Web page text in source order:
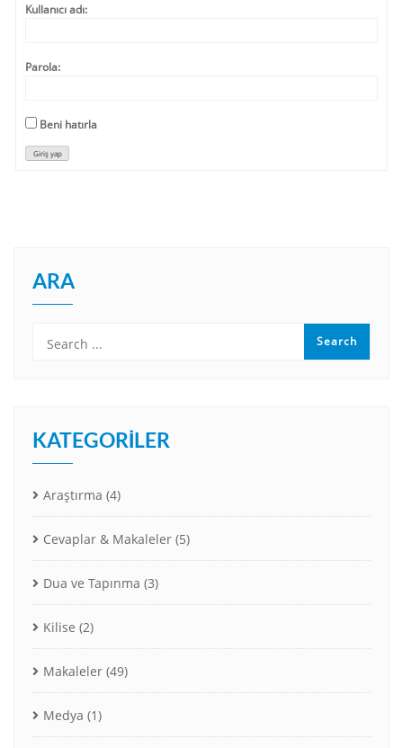
Kullanıcı adı:
Parola:
Beni hatırla
Giriş yap
ARA
KATEGORILER
Araştırma (4)
Cevaplar & Makaleler (5)
Dua ve Tapınma (3)
Kilise (2)
Makaleler (49)
Medya (1)